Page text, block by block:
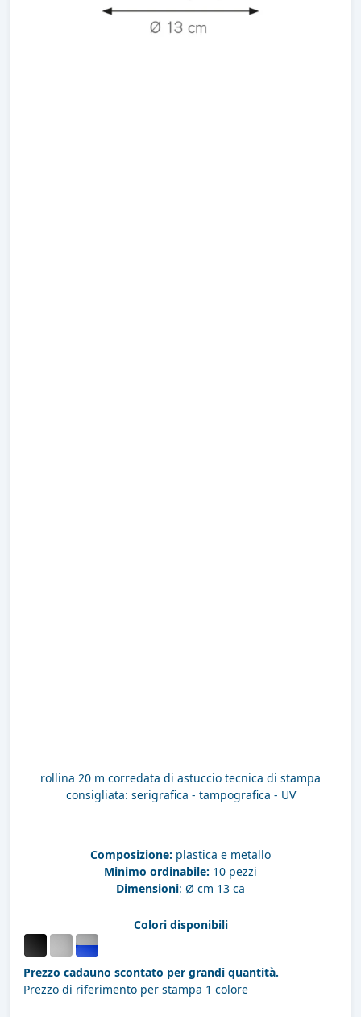
rollina 20 m corredata di astuccio tecnica di stampa
consigliata: serigrafica - tampografica - UV
Composizione: plastica e metallo
Minimo ordinabile: 10 pezzi
Dimensioni: Ø cm 13 ca
Colori disponibili
Prezzo cadauno scontato per grandi quantità.
Prezzo di riferimento per stampa 1 colore